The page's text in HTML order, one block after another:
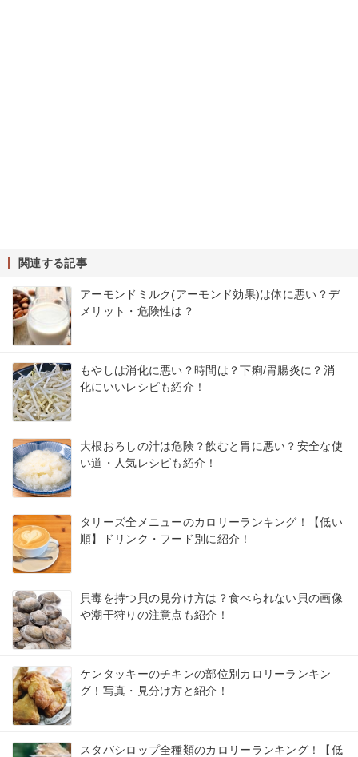
関連する記事
アーモンドミルク(アーモンド効果)は体に悪い？デ
メリット・危険性は？
もやしは消化に悪い？時間は？下痢/胃腸炎に？消
化にいいレシピも紹介！
大根おろしの汁は危険？飲むと胃に悪い？安全な使
い道・人気レシピも紹介！
タリーズ全メニューのカロリーランキング！【低い
順】ドリンク・フード別に紹介！
貝毒を持つ貝の見分け方は？食べられない貝の画像
や潮干狩りの注意点も紹介！
ケンタッキーのチキンの部位別カロリーランキン
グ！写真・見分け方と紹介！
スタバシロップ全種類のカロリーランキング！【低